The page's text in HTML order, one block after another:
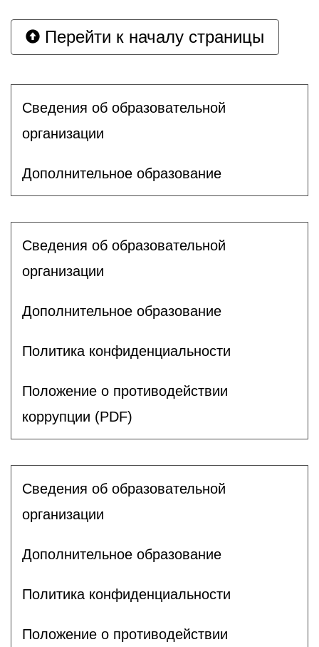
Перейти к началу страницы
Сведения об образовательной
организации
Дополнительное образование
Сведения об образовательной
организации
Дополнительное образование
Политика конфиденциальности
Положение о противодействии
коррупции (PDF)
Сведения об образовательной
организации
Дополнительное образование
Политика конфиденциальности
Положение о противодействии